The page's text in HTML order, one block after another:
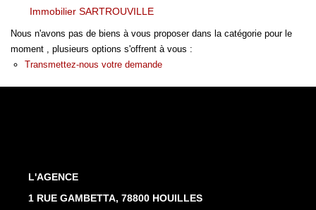
CONTACT
Immobilier SARTROUVILLE
Nous n'avons pas de biens à vous proposer dans la catégorie pour le
moment , plusieurs options s'offrent à vous :
Transmettez-nous votre demande
L'AGENCE
1 RUE GAMBETTA, 78800 HOUILLES